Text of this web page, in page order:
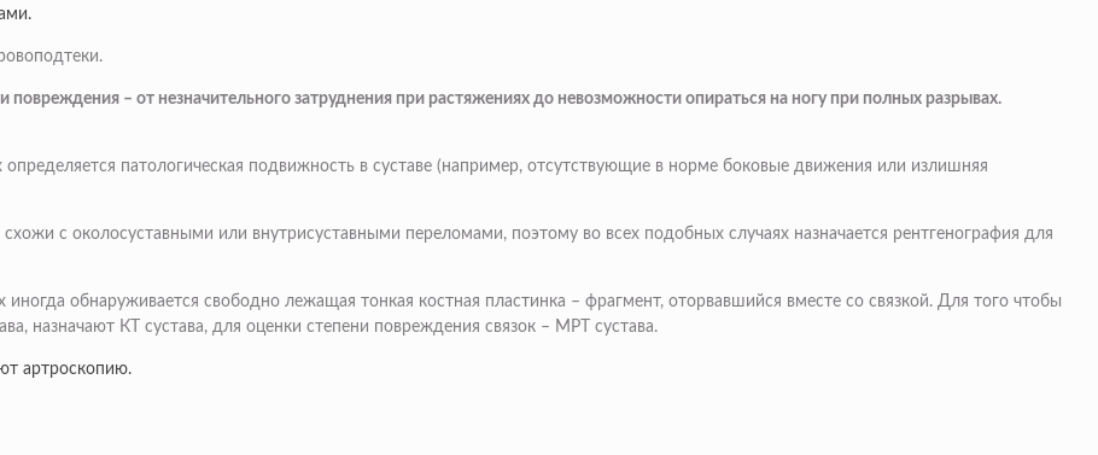
– от незначительного затруднения при растяжениях до невозможности опираться на ногу при полных разрывах.
определяется патологическая подвижность в суставе (например, отсутствующие в норме боковые движения или излишняя
с околосуставными или внутрисуставными переломами, поэтому во всех подобных случаях назначается рентгенография для
иногда обнаруживается свободно лежащая тонкая костная пластинка – фрагмент, оторвавшийся вместе со связкой. Для того чтобы
назначают КТ сустава, для оценки степени повреждения связок – МРТ сустава.
артроскопию.